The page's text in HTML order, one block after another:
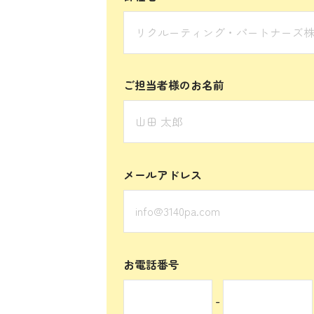
ご担当者様のお名前
メールアドレス
お電話番号
-